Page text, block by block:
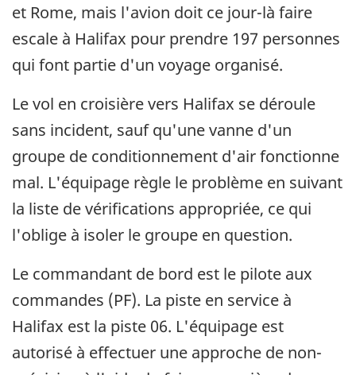
et Rome, mais l'avion doit ce jour-là faire
escale à Halifax pour prendre 197 personnes
qui font partie d'un voyage organisé.
Le vol en croisière vers Halifax se déroule
sans incident, sauf qu'une vanne d'un
groupe de conditionnement d'air fonctionne
mal. L'équipage règle le problème en suivant
la liste de vérifications appropriée, ce qui
l'oblige à isoler le groupe en question.
Le commandant de bord est le pilote aux
commandes (PF). La piste en service à
Halifax est la piste 06. L'équipage est
autorisé à effectuer une approche de non-